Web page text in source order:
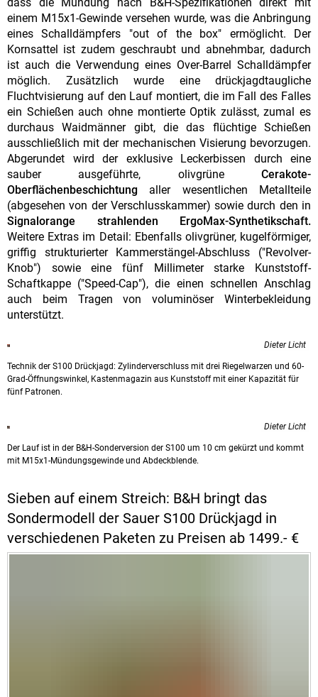
einem M15x1-Gewinde versehen wurde, was die Anbringung
eines Schalldämpfers "out of the box" ermöglicht. Der
Kornsattel ist zudem geschraubt und abnehmbar, dadurch
ist auch die Verwendung eines Over-Barrel Schalldämpfer
möglich. Zusätzlich wurde eine drückjagdtaugliche
Fluchtvisierung auf den Lauf montiert, die im Fall des Falles
ein Schießen auch ohne montierte Optik zulässt, zumal es
durchaus Waidmänner gibt, die das flüchtige Schießen
ausschließlich mit der mechanischen Visierung bevorzugen.
Abgerundet wird der exklusive Leckerbissen durch eine
sauber ausgeführte, olivgrüne Cerakote-
Oberflächenbeschichtung aller wesentlichen Metallteile
(abgesehen von der Verschlusskammer) sowie durch den in
Signalorange strahlenden ErgoMax-Synthetikschaft.
Weitere Extras im Detail: Ebenfalls olivgrüner, kugelförmiger,
griffig strukturierter Kammerstängel-Abschluss ("Revolver-
Knob") sowie eine fünf Millimeter starke Kunststoff-
Schaftkappe ("Speed-Cap"), die einen schnellen Anschlag
auch beim Tragen von voluminöser Winterbekleidung
unterstützt.
Dieter Licht
Technik der S100 Drückjagd: Zylinderverschluss mit drei Riegelwarzen und 60-
Grad-Öffnungswinkel, Kastenmagazin aus Kunststoff mit einer Kapazität für
fünf Patronen.
Dieter Licht
Der Lauf ist in der B&H-Sonderversion der S100 um 10 cm gekürzt und kommt
mit M15x1-Mündungsgewinde und Abdeckblende.
Sieben auf einem Streich: B&H bringt das
Sondermodell der Sauer S100 Drückjagd in
verschiedenen Paketen zu Preisen ab 1499.- €